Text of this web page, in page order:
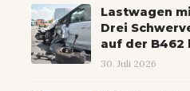
Lastwagen
Drei
auf der B462
30. Juli 2026